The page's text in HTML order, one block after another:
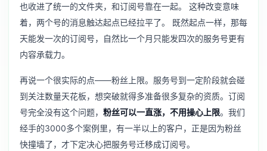
也收进了统一的文件夹，和订阅号靠在一起。 这种改变意味
着，两个号的消息触达起点已经拉平了。 既然起点一样，那每
天能发一次的订阅号，自然比一个月只能发四次的服务号更有
内容承载力。
再说一个很实际的点——粉丝上限。服务号到一定阶段就会碰
到关注数量天花板，想突破就得多准备很多复杂的资质。订阅
号完全没有这个问题， 粉丝可以一直涨，不用操心上限。我们
经手的3000多个案例里，有一半以上的客户，正是因为粉丝
快撞墙了，才下定决心把服务号迁移成订阅号。